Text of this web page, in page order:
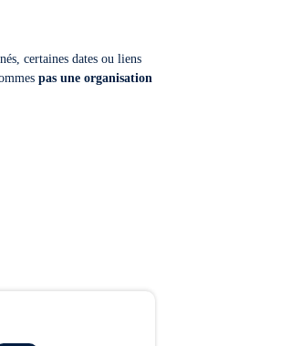
certaines dates ou liens
pas une organisation